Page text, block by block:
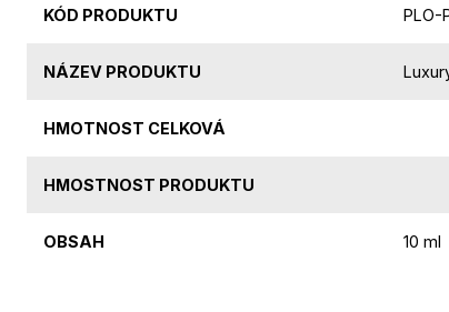
KÓD PRODUKTU PLO-
NÁZEV PRODUKTU
HMOTNOST CELKOVÁ
HMOSTNOST PRODUKTU
OBSAH 10 ml